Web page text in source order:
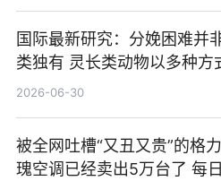
国际最新研究：分娩困难并
类独有 灵长类动物以多种方
化|最新消息
2026-06-30
被全网吐槽“又丑又贵”的格
瑰空调已经卖出5万台了 每